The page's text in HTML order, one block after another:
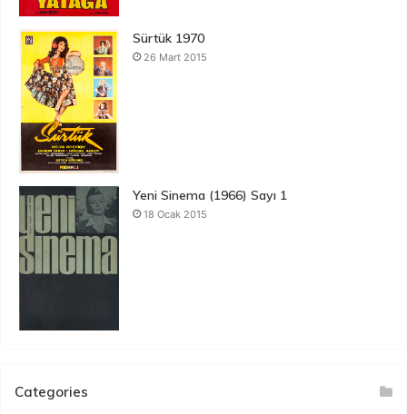
Sürtük 1970
26 Mart 2015
Yeni Sinema (1966) Sayı 1
18 Ocak 2015
Categories